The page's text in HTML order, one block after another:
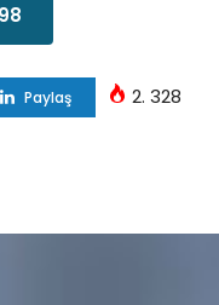
Paylaş 2. 328